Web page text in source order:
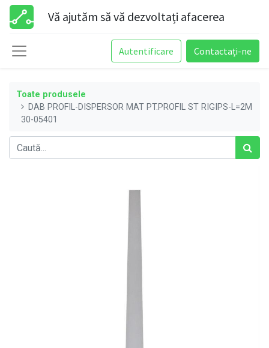
Vă ajutăm să vă dezvoltați afacerea
Autentificare Contactați-ne
Toate produsele
DAB PROFIL-DISPERSOR MAT PT.PROFIL ST RIGIPS-L=2M
30-05401